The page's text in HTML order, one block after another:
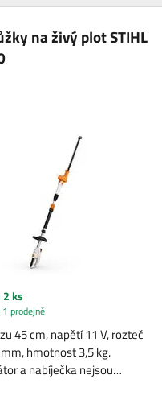
na živý plot STIHL
ks
prodejně
45 cm, napětí 11 V, rozteč
hmotnost 3,5 kg.
a nabíječka nejsou…